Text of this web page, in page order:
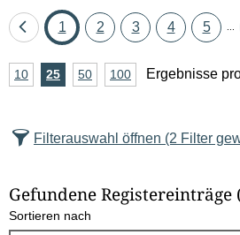
Eine
zurück
Seite
1 Seite
2 Seite
3 Seite
4 Seite
5
A
z
l
E
10Ergebnisse
25Ergebnisse
50Ergebnisse
100Ergebnisse
Ergebnisse
Filterauswahl öffnen (2 Filter
Gefundene Registereinträge
Sortieren nach